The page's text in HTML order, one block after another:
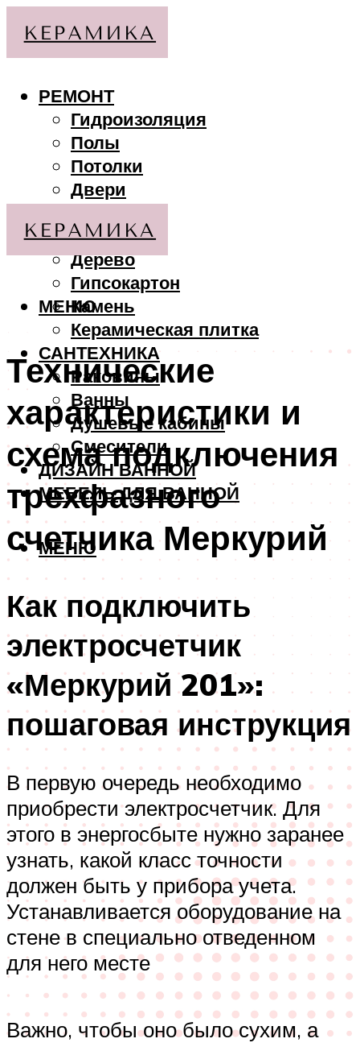
РЕМОНТ
Гидроизоляция
Полы
Потолки
Двери
МАТЕРИАЛЫ
Дерево
Гипсокартон
Камень
Керамическая плитка
САНТЕХНИКА
Раковины
Ванны
Душевые кабины
Смесители
ДИЗАЙН ВАННОЙ
МЕБЕЛЬ ДЛЯ ВАННОЙ
МЕНЮ
МЕНЮ
Технические
характеристики и
схема подключения
трехфазного
счетчика Меркурий
Как подключить
электросчетчик
«Меркурий 201»:
пошаговая инструкция
В первую очередь необходимо
приобрести электросчетчик. Для
этого в энергосбыте нужно заранее
узнать, какой класс точности
должен быть у прибора учета.
Устанавливается оборудование на
стене в специально отведенном
для него месте
Важно, чтобы оно было сухим, а